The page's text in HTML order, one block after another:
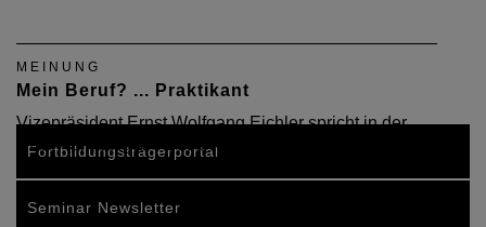
MEINUNG
Mein Beruf? ... Praktikant
Vizepräsident Ernst Wolfgang Eichler spricht in der
DAB-Aprilausgabe 2008 Klartext.
Fortbildungsträgerportal
Seminar Newsletter